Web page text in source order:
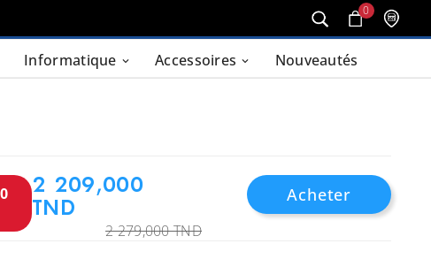
0
Informatique Accessoires Nouveautés
2 209,000
TND
2 279,000 TND
Acheter